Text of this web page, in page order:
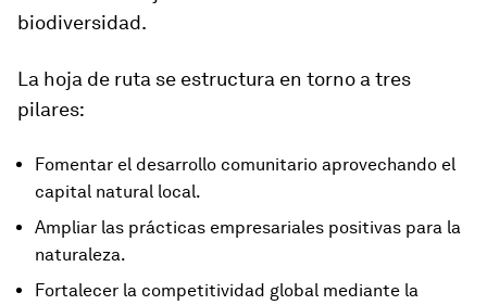
biodiversidad.
La hoja de ruta se estructura en torno a tres
pilares:
Fomentar el desarrollo comunitario aprovechando el
capital natural local.
Ampliar las prácticas empresariales positivas para la
naturaleza.
Fortalecer la competitividad global mediante la